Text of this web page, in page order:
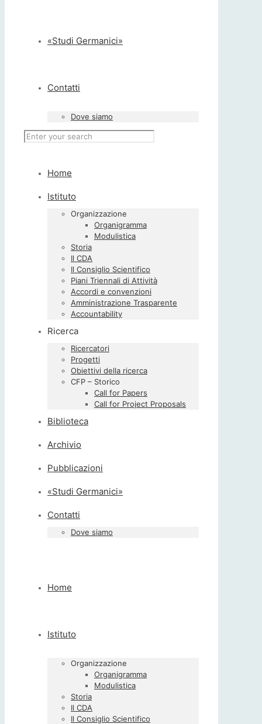
«Studi Germanici»
Contatti
Dove siamo
Home
Istituto
Organizzazione
Organigramma
Modulistica
Storia
Il CDA
Il Consiglio Scientifico
Piani Triennali di Attività
Accordi e convenzioni
Amministrazione Trasparente
Accountability
Ricerca
Ricercatori
Progetti
Obiettivi della ricerca
CFP – Storico
Call for Papers
Call for Project Proposals
Biblioteca
Archivio
Pubblicazioni
«Studi Germanici»
Contatti
Dove siamo
Home
Istituto
Organizzazione
Organigramma
Modulistica
Storia
Il CDA
Il Consiglio Scientifico